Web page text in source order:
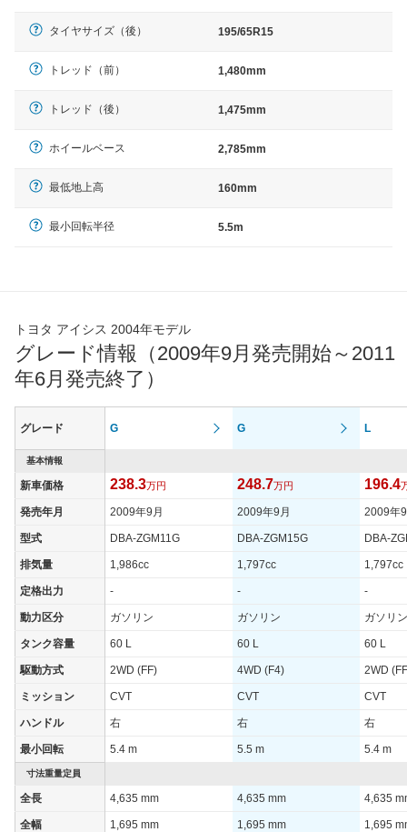
タイヤサイズ（後） 195/65R15
トレッド（前） 1,480mm
トレッド（後） 1,475mm
ホイールベース 2,785mm
最低地上高 160mm
最小回転半径 5.5m
トヨタ アイシス 2004年モデル
グレード情報（2009年9月発売開始～2011
年6月発売終了）
グレード G G L
基本情報
新車価格 238.3万円 248.7万円 196.4
発売年月 2009年9月 2009年9月 2009年
型式 DBA-ZGM11G DBA-ZGM15G DBA-
排気量 1,986cc 1,797cc 1,797cc
定格出力 - - -
動力区分 ガソリン ガソリン ガソリン
タンク容量 60 L 60 L 60 L
駆動方式 2WD (FF) 4WD (F4) 2WD
ミッション CVT CVT CVT
ハンドル 右 右 右
最小回転 5.4 m 5.5 m 5.4 m
寸法重量定員
全長 4,635 mm 4,635 mm 4,635
全幅 1,695 mm 1,695 mm 1,695